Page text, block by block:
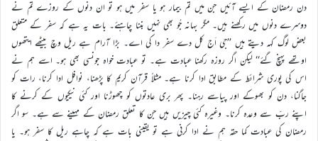
دن رمضان کے ایسے آئیں جن میں تم بیمار ہو یا سفر میں ہو تو ان دنوں کے روزے تم نے
دوسرے دنوں میں رکھنے ہیں۔ مگر بہانہ جُو بھی نہیں بننا چاہئے۔ بات یہ ہے کہ سفر کے متعلق
بعض لوگ کہہ دیتے ہیں ’’جی اَج کل دے سفر دا کی اے۔ بڑا آرام ہے ریل وچ بیٹھے ایتھوں
اوتھے پہنچ گئے‘‘ لیکن اگر روزہ رکھنا عبادت ہے۔ تو عبادت خواہ جونسی بھی ہو۔ اسے ہم نے
اس کی پوری شرائط کے مطابق ادا کرنا ہے۔ مثلاً قرآن کریم کا پڑھنا، نوافل ادا کرنا، رات کو
جاگنا، دن کو بھوکے اور پیاسے رہنا۔ پھر بری عادتوں کو چھوڑنا اور کئی نیکیوں کے کرنے کا
اپنے ربّ سے وعدہ کرنا۔ وغیرہ کئی چیزیں ہیں جن کا تعلق رمضان کے مہینے سے ہے۔ سو اگر
رمضان کی عبادت کما حقہ ہم نے ادا کرنی ہے تو یقینی بات ہے کہ چاہے ریل کا سفر ہو۔ یا